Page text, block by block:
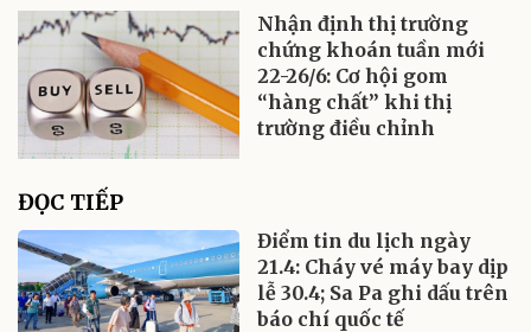
Nhận định thị trường
chứng khoán tuần mới
22-26/6: Cơ hội gom
“hàng chất” khi thị
trường điều chỉnh
ĐỌC TIẾP
Điểm tin du lịch ngày
21.4: Cháy vé máy bay dịp
lễ 30.4; Sa Pa ghi dấu trên
báo chí quốc tế